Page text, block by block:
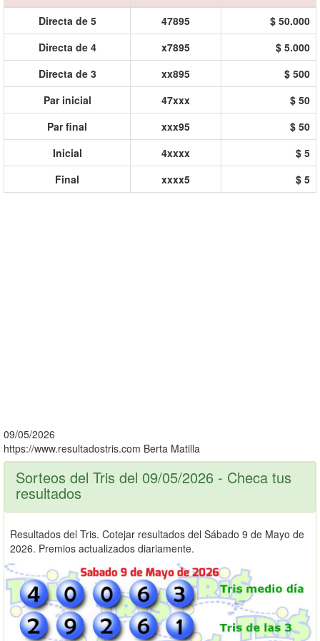
Directa de 5
47895
$ 50.000
Directa de 4
x7895
$ 5.000
Directa de 3
xx895
$ 500
Par inicial
47xxx
$ 50
Par final
xxx95
$ 50
Inicial
4xxxx
$ 5
Final
xxxx5 $ 5
09/05/2026
https://www.resultadostris.com Berta Matilla
Sorteos del Tris del 09/05/2026 - Checa tus
resultados
Resultados del Tris. Cotejar resultados del Sábado 9 de Mayo de
2026. Premios actualizados diariamente.